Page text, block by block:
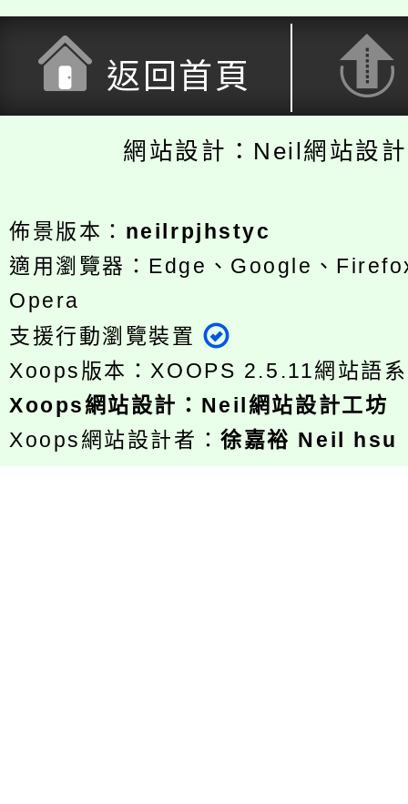
返回首頁
網站設計：Neil網站設
佈景版本： neilrpjhstyc
適用瀏覽器：Edge、Google、
Opera
支援行動瀏覽裝置
Xoops版本： XOOPS 2.5.11網站語
Xoops網站設計 ： Neil網站設計工坊
Xoops網站設計者：徐嘉裕 Neil hsu